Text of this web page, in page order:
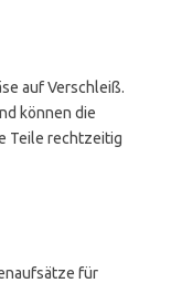
auf Verschleiß.
können die
Teile rechtzeitig
für